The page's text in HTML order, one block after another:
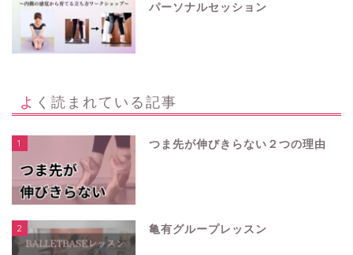
パーソナルセッション
よく読まれている記事
1 つま先が伸びきらない２つの理由
2 亀有グループレッスン